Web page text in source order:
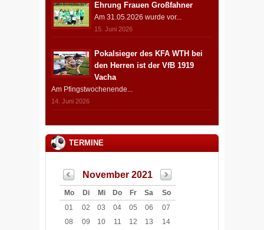
Ehrung Frauen Großfahner
Am 31.05.2026 wurde vor...
15. Juni 2026
Pokalsieger des KFA WTH bei
den Herren ist der VfB 1919
Vacha
Am Pfingstwochenende...
14. Juni 2026
TERMINE
November 2021
Mo Di Mi Do Fr Sa
So
01
02 03 04 05 06
07
08
09 10 11 12 13
14